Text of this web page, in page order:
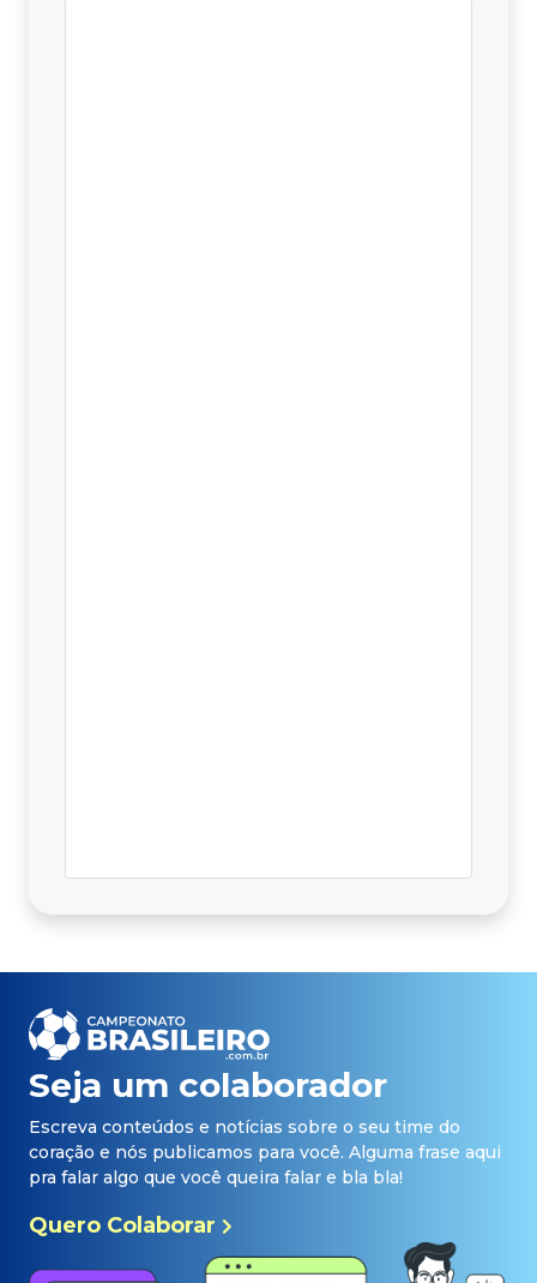
Seja um colaborador
Escreva conteúdos e notícias sobre o seu time do
coração e nós publicamos para você. Alguma frase aqui
pra falar algo que você queira falar e bla bla!
Quero Colaborar